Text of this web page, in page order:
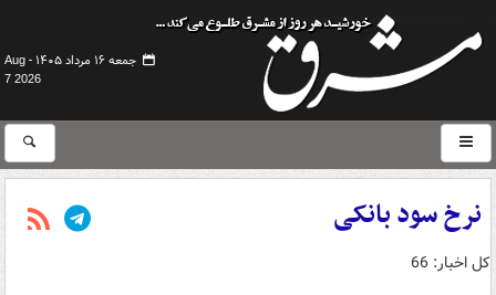
جمعه ۱۶ مرداد ۱۴۰۵ -
Aug
7 2026
نرخ سود بانکی
کل اخبار: 66